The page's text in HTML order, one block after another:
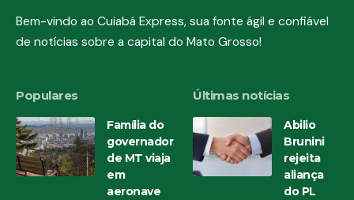
Bem-vindo ao Cuiabá Express, sua fonte ágil e confiável
de notícias sobre a capital do Mato Grosso!
Populares
Família do
governador
de MT viaja
em
aeronave
Últimas notícias
Abilio
Brunini
rejeita
aliança
do PL